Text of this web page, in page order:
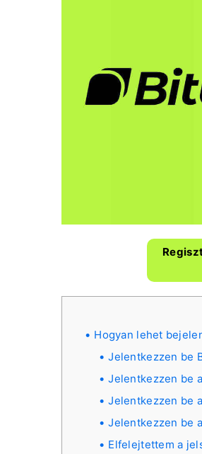
Hogyan lehet
Jelentkezzen be
Jelentkezzen be
Jelentkezzen be
Jelentkezzen be
Elfelejtettem a